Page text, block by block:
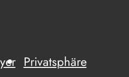
Privatsphäre